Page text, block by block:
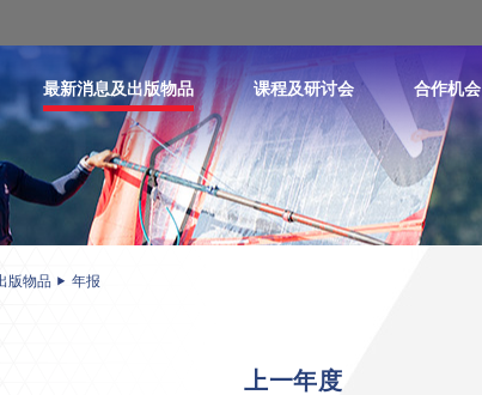
最新消息及出版物品 课程及研讨会 合作机会
版物品 年报
上一年度